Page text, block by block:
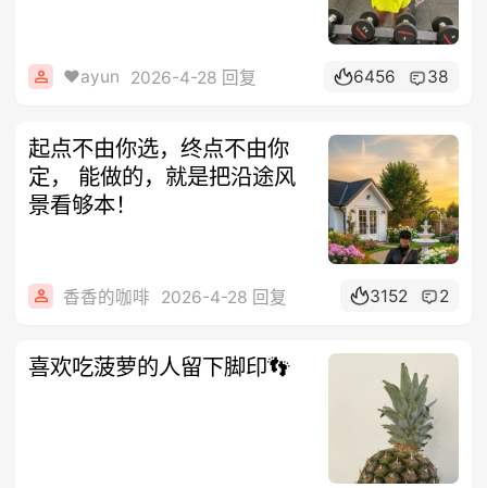
❤️ayun 2026-4-28 回复 6456 38
起点不由你选，终点不由你
定， 能做的，就是把沿途风
景看够本！
香香的咖啡 2026-4-28 回复 3152 2
喜欢吃菠萝的人留下脚印👣